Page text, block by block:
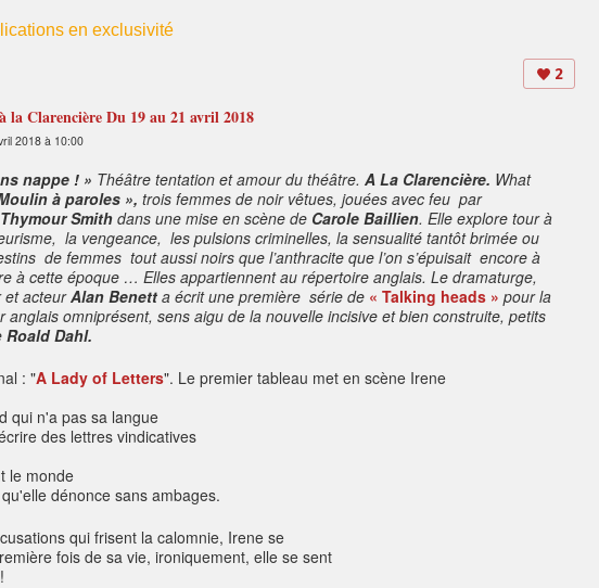
en exclusivité
2
la Clarencière Du 19 au 21 avril 2018
2018 à 10:00
nappe ! » Théâtre tentation et amour du théâtre. A La Clarencière. What
à paroles », trois femmes de noir vêtues, jouées avec feu par
Smithdans une mise en scène de Carole Baillien. Elle explore tour à
la vengeance, les pulsions criminelles, la sensualité tantôt brimée ou
de femmes tout aussi noirs que l’anthracite que l’on s’épuisait encore à
à cette époque … Elles appartiennent au répertoire anglais. Le dramaturge,
et acteurAlan Benett a écrit une première série de « Talking heads » pour la
anglais omniprésent, sens aigu de la nouvelle incisive et bien construite, petits
Roald Dahl.
: "A Lady of Letters". Le premier tableau met en scène Irene
qui n'a pas sa langue
des lettres vindicatives
le monde
dénonce sans ambages.
qui frisent la calomnie, Irene se
fois de sa vie, ironiquement, elle se sent